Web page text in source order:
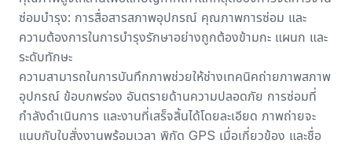
ซ่อมบำรุง: การสื่อสารสภาพอุปกรณ์ คุณภาพการซ่อม และ
ความต้องการในการบำรุงรักษาอย่างถูกต้องข้ามกะ แผนก และ
ระดับทักษะ
ความสามารถในการบันทึกภาพช่วยให้ช่างเทคนิคถ่ายภาพสภาพ
อุปกรณ์ ข้อบกพร่อง อันตรายด้านความปลอดภัย การซ่อมที่
กำลังดำเนินการ และงานที่เสร็จสิ้นได้โดยละเอียด ภาพถ่ายจะ
แนบกับใบสั่งงานพร้อมเวลา พิกัด GPS เมื่อเกี่ยวข้อง และชื่อ